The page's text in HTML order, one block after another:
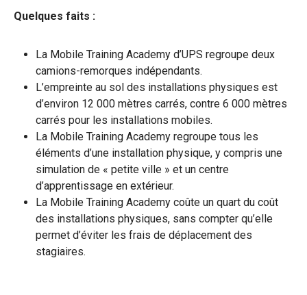
Quelques faits :
La Mobile Training Academy d’UPS regroupe deux
camions-remorques indépendants.
L’empreinte au sol des installations physiques est
d’environ 12 000 mètres carrés, contre 6 000 mètres
carrés pour les installations mobiles.
La Mobile Training Academy regroupe tous les
éléments d’une installation physique, y compris une
simulation de « petite ville » et un centre
d’apprentissage en extérieur.
La Mobile Training Academy coûte un quart du coût
des installations physiques, sans compter qu’elle
permet d’éviter les frais de déplacement des
stagiaires.